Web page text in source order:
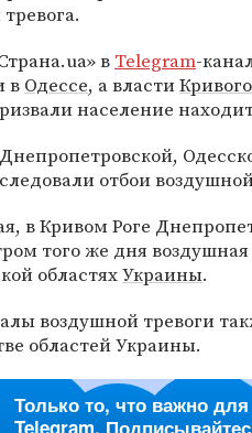
в Telegram-
в Одессе, а власти
население
отбои
в Кривом Роге
того же дня
областяхУкраины.
воздушной тревоги
областей Украины.
Только то, что важно
Telegram.